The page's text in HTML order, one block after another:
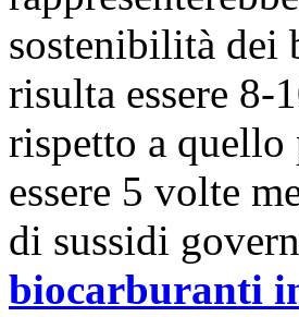
sostenibilità dei
risulta essere 8-
rispetto a quello
essere 5 volte
di sussidi
biocarburanti